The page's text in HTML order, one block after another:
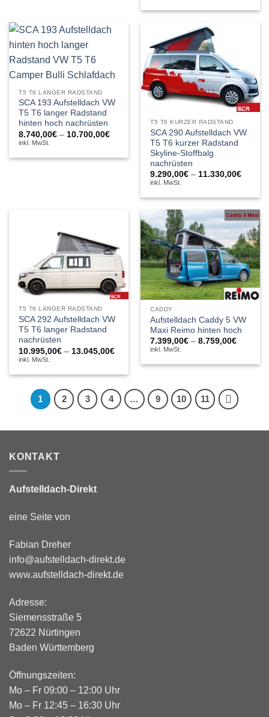
T5 T6 LANGER RADSTAND
SCA 193 Aufstelldach VW
T5 T6 langer Radstand
hinten hoch nachrüsten
8.740,00€ – 10.700,00€Preisspanne:
10.700,00€
inkl. MwSt.
T5 T6 KURZER RADSTAND
SCA 290 Aufstelldach VW
T5 T6 kurzer Radstand
Skyline-Stoffbalg
nachrüsten
9.290,00€ – 11.330,00€
inkl. MwSt.
T5 T6 LANGER RADSTAND
SCA 292 Aufstelldach VW
T5 T6 langer Radstand
nachrüsten
10.995,00€ – 13.045,00€Preisspanne:
13.045,00€
inkl. MwSt.
CADDY
Aufstelldach Caddy 5 VW
Maxi Reimo hinten hoch
7.399,00€ –8.759,00€
inkl. MwSt.
1 2 3 4 … 9 10 11
KONTAKT
Aufstelldach-Direkt
eine Seite von
Fabian Dreher
info@aufstelldach-direkt.de
www.aufstelldach-direkt.de
Adresse:
Siemensstraße 5
72622 Nürtingen
Baden Württemberg
Öffnungszeiten:
Mo – Fr 09:00 – 12:00 Uhr
Mo – Fr 12:45 – 16:30 Uhr